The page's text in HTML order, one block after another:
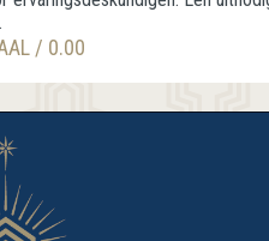
/ 0.00